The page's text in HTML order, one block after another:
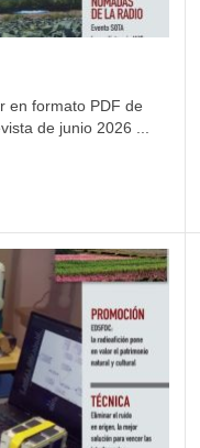
en formato PDF de
de junio 2026 ...